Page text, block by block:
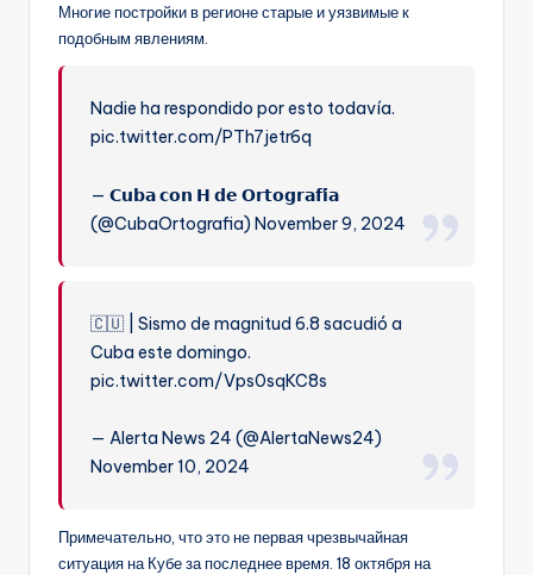
Многие постройки в регионе старые и уязвимые к
подобным явлениям.
Nadie ha respondido por esto todavía.
pic.twitter.com/PTh7jetr6q
— 𝗖𝘂𝗯𝗮 𝗰𝗼𝗻 𝗛 𝗱𝗲 𝗢𝗿𝘁𝗼𝗴𝗿𝗮𝗳𝗶́𝗮
(@CubaOrtografia) November 9, 2024
🇨🇺 | Sismo de magnitud 6.8 sacudió a
Cuba este domingo.
pic.twitter.com/Vps0sqKC8s
— Alerta News 24 (@AlertaNews24)
November 10, 2024
Примечательно, что это не первая чрезвычайная
ситуация на Кубе за последнее время. 18 октября на